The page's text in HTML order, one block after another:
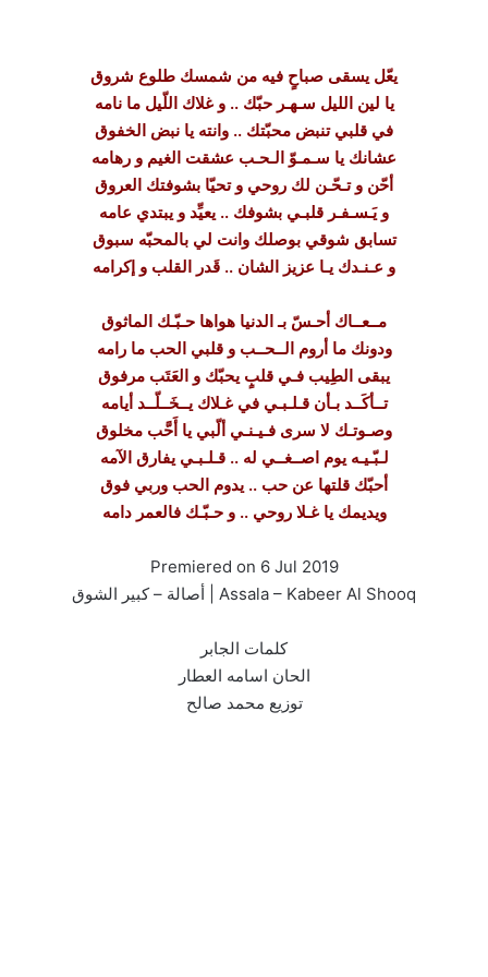
يعّل يسقى صباحٍ فيه من شمسك طلوع شروق
يا لين الليل سـهـر حبّك .. و غلاك اللّيل ما نامه
في قلبي تنبض محبّتك .. وانته يا نبض الخفوق
عشانك يا سـمـوّ الـحـب عشقت الغيم و رهامه
أحّن و تـحّـن لك روحي و تحيّا بشوفتك العروق
و يَـسـفـر قلبـي بشوفك .. يعيِّد و يبتدي عامه
تسابق شوقي بوصلك وانت لي بالمحبّه سبوق
و عـنـدك يـا عزيز الشان .. قَدر القلب و إكرامه
مــعــاك أحـسّ بـ الدنيا هواها حـبّـك الماثوق
ودونك ما أروم الــحــب و قلبي الحب ما رامه
يبقى الطِيب فـي قلبٍ يحبّك و العَتَب مرفوق
تــأكَــد بـأن قـلـبـي في غـلاك يــخَــلّــد أيامه
وصـوتـك لا سرى فـيـنـي ألّبي يا أَحَّب مخلوق
لـبّـيـه يوم اصــغــي له .. قـلـبـي يفارق الآمه
أحبّك قلتها عن حب .. يدوم الحب وربي فوق
ويديمك يا غـلا روحي .. و حـبّـك فالعمر دامه
Premiered on 6 Jul 2019
Assala – Kabeer Al Shooq | أصالة – كبير الشوق
كلمات الجابر
الحان اسامه العطار
توزيع محمد صالح